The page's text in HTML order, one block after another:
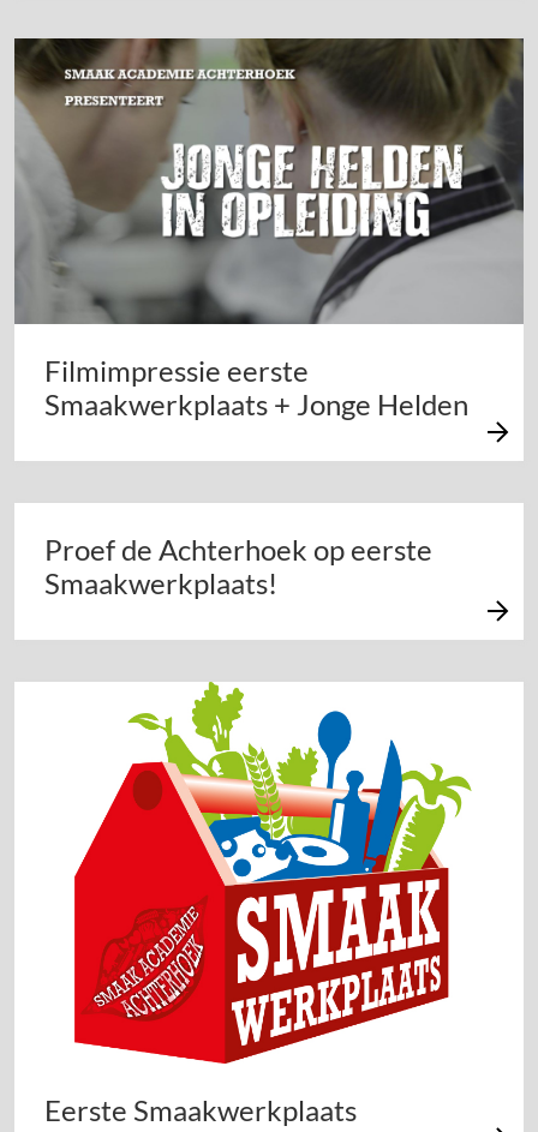
Filmimpressie eerste
Smaakwerkplaats + Jonge Helden
Proef de Achterhoek op eerste
Smaakwerkplaats!
Eerste Smaakwerkplaats